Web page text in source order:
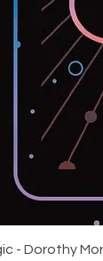
- Dorothy